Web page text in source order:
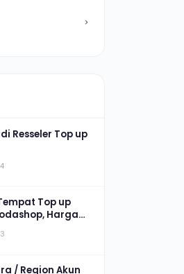
Resseler Top up
Top up
Harga
/ Region Akun